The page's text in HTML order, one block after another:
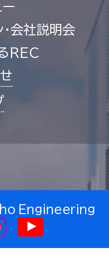
ー
・会社説明会
REC
Engineering